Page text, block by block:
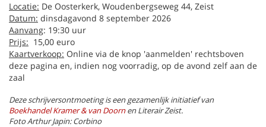
Locatie: De Oosterkerk, Woudenbergseweg 44, Zeist
Datum: dinsdagavond 8 september 2026
Aanvang: 19:30 uur
Prijs: 15,00 euro
Kaartverkoop: Online via de knop 'aanmelden' rechtsboven
deze pagina en, indien nog voorradig, op de avond zelf aan de
zaal
Deze schrijversontmoeting is een gezamenlijk initiatief van
Boekhandel Kramer & van Doornen Literair Zeist.
Foto Arthur Japin: Corbino